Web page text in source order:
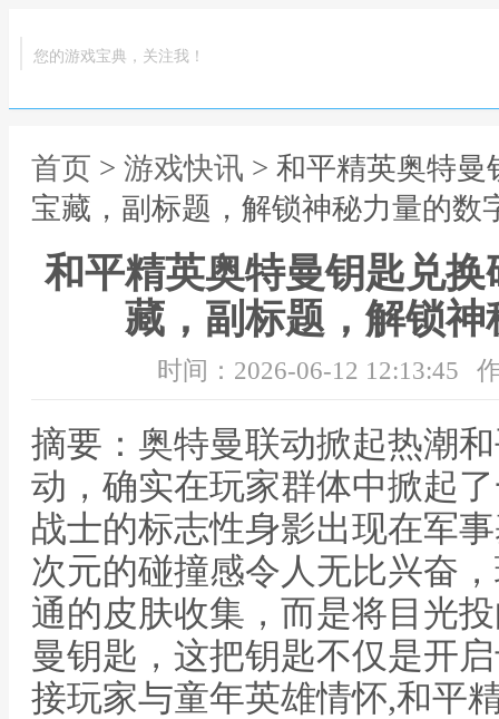
您的游戏宝典，关注我！
首页 > 游戏快讯 > 和平精英奥特
宝藏，副标题，解锁神秘力量的数
和平精英奥特曼钥匙兑
藏，副标题，解锁
时间：2026-06-12 12:13:45
摘要：奥特曼联动掀起热潮
动，确实在玩家群体中掀起
战士的标志性身影出现在军
次元的碰撞感令人无比兴奋
通的皮肤收集，而是将目光
曼钥匙，这把钥匙不仅是开
接玩家与童年英雄情怀,和平